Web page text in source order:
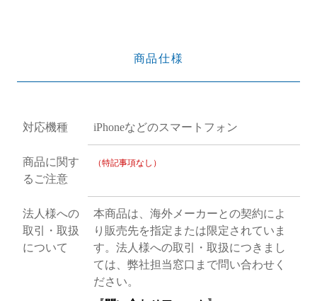
商品仕様
対応機種 iPhoneなどのスマートフォン
商品に関す
るご注意
（特記事項なし）
法人様への
取引・取扱
について
本商品は、海外メーカーとの契約によ
り販売先を指定または限定されていま
す。法人様への取引・取扱につきまし
ては、弊社担当窓口まで問い合わせく
ださい。